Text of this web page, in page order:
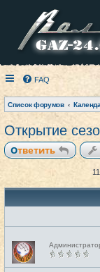
FAQ
Список форумов
Открытие
Ответить
Н
е
в
с